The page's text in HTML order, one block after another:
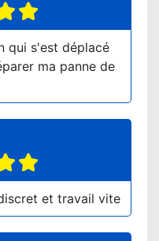
qui s'est déplacé
ma panne de
et travail vite